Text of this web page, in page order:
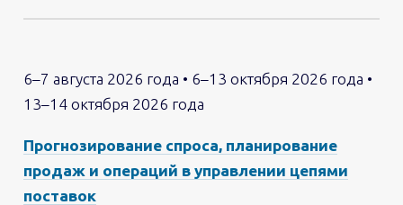
6–7 августа 2026 года • 6–13 октября 2026 года •
13–14 октября 2026 года
Прогнозирование спроса, планирование
продаж и операций в управлении цепями
поставок